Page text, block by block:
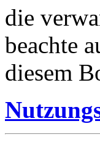
die
beachte
diesem